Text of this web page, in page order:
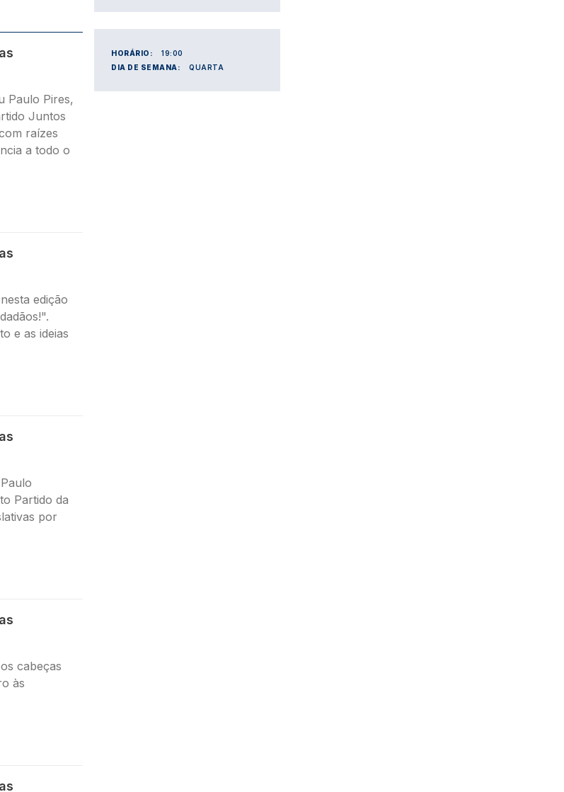
Paulo Pires,
Juntos
raízes
a todo o
edição
e as ideias
Partido da
por
cabeças
às
HORÁRIO:
19:00
DIA DE SEMANA:
QUARTA